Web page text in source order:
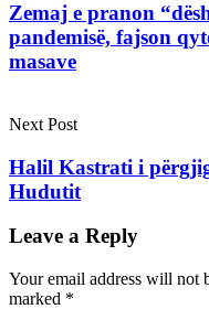
Zemaj e pranon
pandemisë, fajson
masave
Next Post
Halil Kastrati i
Hudutit
Leave a Reply
Your email address will not
marked *